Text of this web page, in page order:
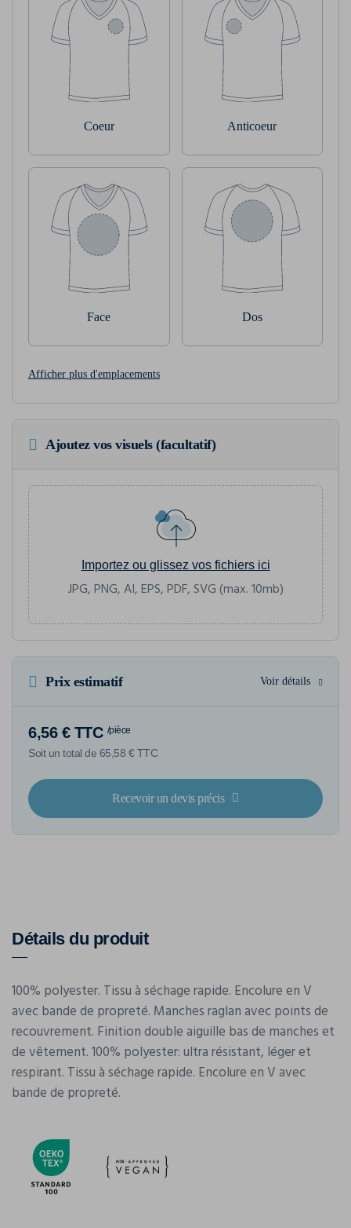
Coeur Anticoeur
Face Dos
Afficher plus d'emplacements
Ajoutez vos visuels (facultatif)
Importez ou glissez vos fichiers ici
JPG, PNG, AI, EPS, PDF, SVG (max. 10mb)
Prix estimatif Voir détails
6,56 € TTC /pièce
Soit un total de 65,58 € TTC
Recevoir un devis précis
Détails du produit
100% polyester. Tissu à séchage rapide. Encolure en V
avec bande de propreté. Manches raglan avec points de
recouvrement. Finition double aiguille bas de manches et
de vêtement. 100% polyester: ultra résistant, léger et
respirant. Tissu à séchage rapide. Encolure en V avec
bande de propreté.